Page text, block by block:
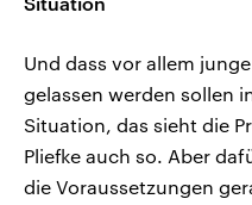
Und dass vor allem
gelassen werden sollen
Situation, das sieht die
Pliefke auch so. Aber
die Voraussetzungen